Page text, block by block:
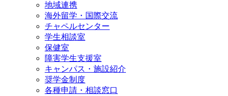
地域連携
海外留学・国際交流
チャペルセンター
学生相談室
保健室
障害学生支援室
キャンパス・施設紹介
奨学金制度
各種申請・相談窓口